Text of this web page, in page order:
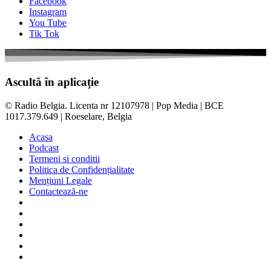
Instagram
You Tube
Tik Tok
Ascultă în aplicație
© Radio Belgia. Licenta nr 12107978 | Pop Media | BCE
1017.379.649 | Roeselare, Belgia
Acasa
Podcast
Termeni si conditii
Politica de Confidențialitate
Mențiuni Legale
Contactează-ne